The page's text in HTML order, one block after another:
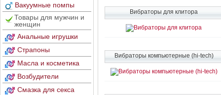
Вакуумные помпы
Товары для мужчин и
женщин
Анальные игрушки
Страпоны
Масла и косметика
Возбудители
Смазка для секса
Вибраторы для клитора
Вибраторы компьютерные (hi-tech)